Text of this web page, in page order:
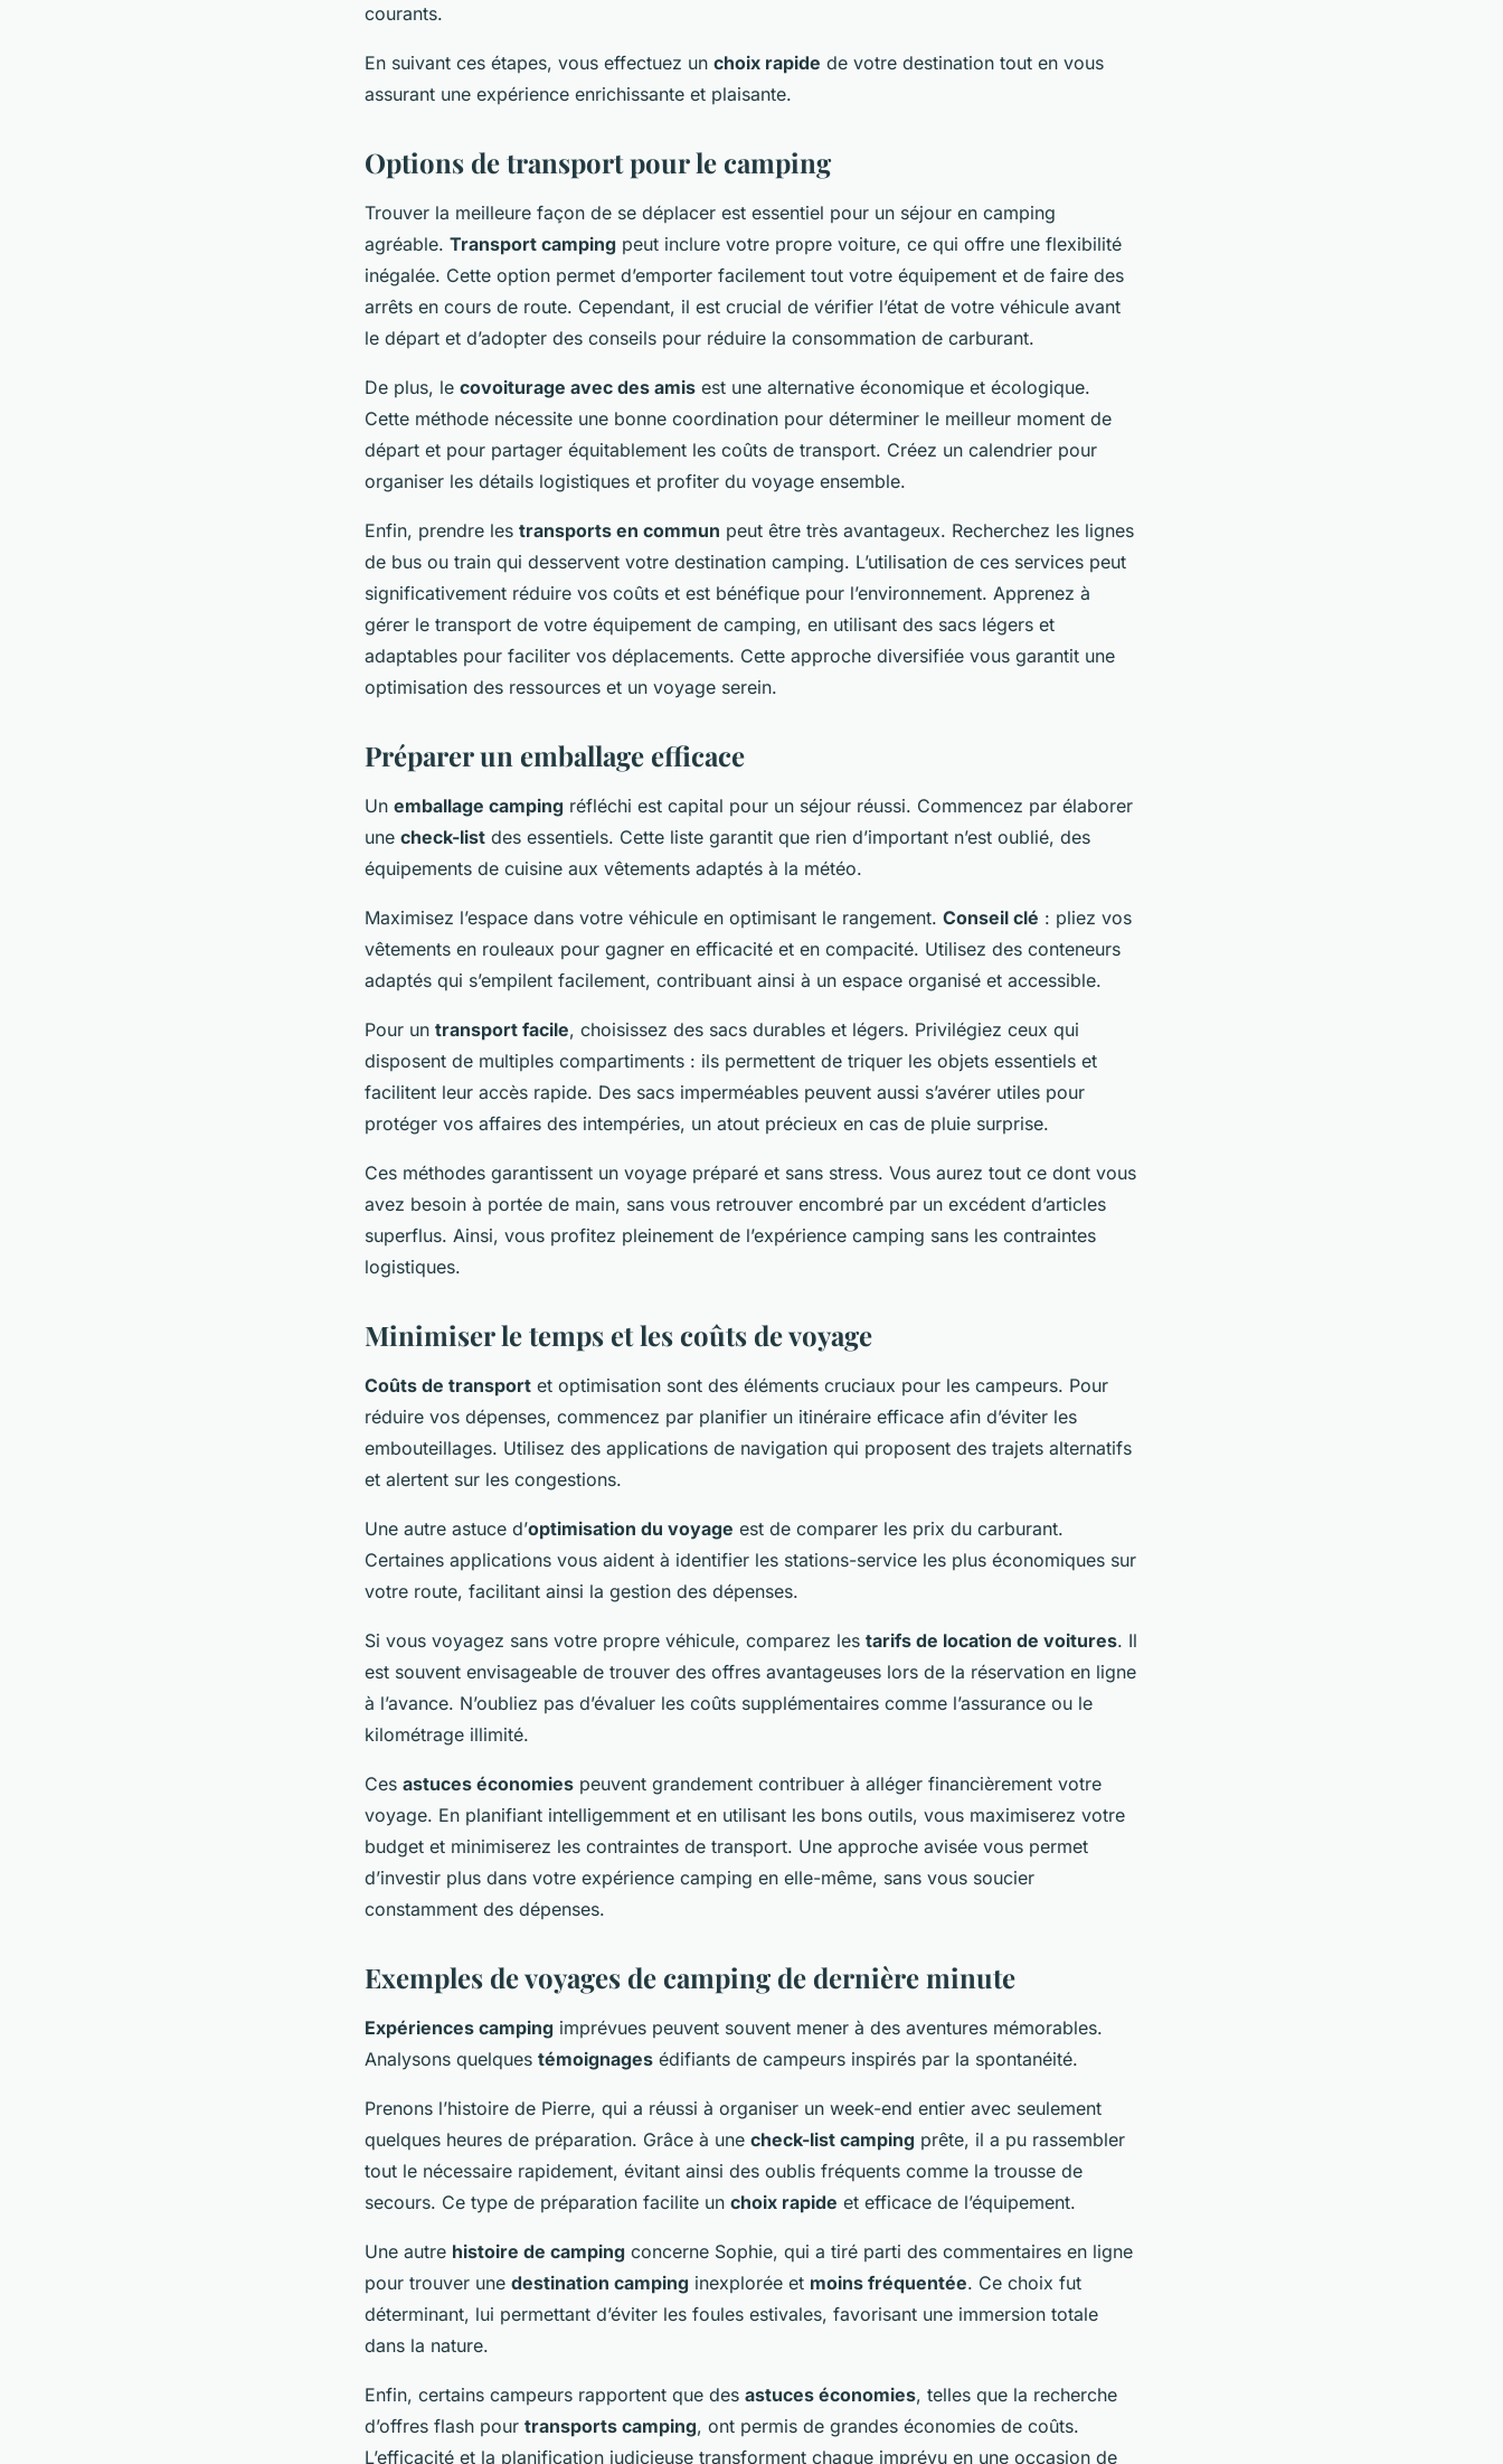
courants.
En suivant ces étapes, vous effectuez un choix rapide de votre destination tout en vous
assurant une expérience enrichissante et plaisante.
Options de transport pour le camping
Trouver la meilleure façon de se déplacer est essentiel pour un séjour en camping
agréable. Transport camping peut inclure votre propre voiture, ce qui offre une flexibilité
inégalée. Cette option permet d’emporter facilement tout votre équipement et de faire des
arrêts en cours de route. Cependant, il est crucial de vérifier l’état de votre véhicule avant
le départ et d’adopter des conseils pour réduire la consommation de carburant.
De plus, le covoiturage avec des amis est une alternative économique et écologique.
Cette méthode nécessite une bonne coordination pour déterminer le meilleur moment de
départ et pour partager équitablement les coûts de transport. Créez un calendrier pour
organiser les détails logistiques et profiter du voyage ensemble.
Enfin, prendre les transports en commun peut être très avantageux. Recherchez les lignes
de bus ou train qui desservent votre destination camping. L’utilisation de ces services peut
significativement réduire vos coûts et est bénéfique pour l’environnement. Apprenez à
gérer le transport de votre équipement de camping, en utilisant des sacs légers et
adaptables pour faciliter vos déplacements. Cette approche diversifiée vous garantit une
optimisation des ressources et un voyage serein.
Préparer un emballage efficace
Un emballage camping réfléchi est capital pour un séjour réussi. Commencez par élaborer
une check-list des essentiels. Cette liste garantit que rien d’important n’est oublié, des
équipements de cuisine aux vêtements adaptés à la météo.
Maximisez l’espace dans votre véhicule en optimisant le rangement. Conseil clé : pliez vos
vêtements en rouleaux pour gagner en efficacité et en compacité. Utilisez des conteneurs
adaptés qui s’empilent facilement, contribuant ainsi à un espace organisé et accessible.
Pour un transport facile, choisissez des sacs durables et légers. Privilégiez ceux qui
disposent de multiples compartiments : ils permettent de triquer les objets essentiels et
facilitent leur accès rapide. Des sacs imperméables peuvent aussi s’avérer utiles pour
protéger vos affaires des intempéries, un atout précieux en cas de pluie surprise.
Ces méthodes garantissent un voyage préparé et sans stress. Vous aurez tout ce dont vous
avez besoin à portée de main, sans vous retrouver encombré par un excédent d’articles
superflus. Ainsi, vous profitez pleinement de l’expérience camping sans les contraintes
logistiques.
Minimiser le temps et les coûts de voyage
Coûts de transport et optimisation sont des éléments cruciaux pour les campeurs. Pour
réduire vos dépenses, commencez par planifier un itinéraire efficace afin d’éviter les
embouteillages. Utilisez des applications de navigation qui proposent des trajets alternatifs
et alertent sur les congestions.
Une autre astuce d’optimisation du voyage est de comparer les prix du carburant.
Certaines applications vous aident à identifier les stations-service les plus économiques sur
votre route, facilitant ainsi la gestion des dépenses.
Si vous voyagez sans votre propre véhicule, comparez les tarifs de location de voitures. Il
est souvent envisageable de trouver des offres avantageuses lors de la réservation en ligne
à l’avance. N’oubliez pas d’évaluer les coûts supplémentaires comme l’assurance ou le
kilométrage illimité.
Ces astuces économies peuvent grandement contribuer à alléger financièrement votre
voyage. En planifiant intelligemment et en utilisant les bons outils, vous maximiserez votre
budget et minimiserez les contraintes de transport. Une approche avisée vous permet
d’investir plus dans votre expérience camping en elle-même, sans vous soucier
constamment des dépenses.
Exemples de voyages de camping de dernière minute
Expériences camping imprévues peuvent souvent mener à des aventures mémorables.
Analysons quelques témoignages édifiants de campeurs inspirés par la spontanéité.
Prenons l’histoire de Pierre, qui a réussi à organiser un week-end entier avec seulement
quelques heures de préparation. Grâce à une check-list camping prête, il a pu rassembler
tout le nécessaire rapidement, évitant ainsi des oublis fréquents comme la trousse de
secours. Ce type de préparation facilite un choix rapide et efficace de l’équipement.
Une autre histoire de camping concerne Sophie, qui a tiré parti des commentaires en ligne
pour trouver une destination camping inexplorée et moins fréquentée. Ce choix fut
déterminant, lui permettant d’éviter les foules estivales, favorisant une immersion totale
dans la nature.
Enfin, certains campeurs rapportent que des astuces économies, telles que la recherche
d’offres flash pour transports camping, ont permis de grandes économies de coûts.
L’efficacité et la planification judicieuse transforment chaque imprévu en une occasion de